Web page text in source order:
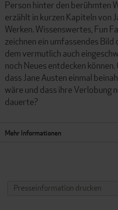
Person hinter den berühmten
erzählt in kurzen Kapiteln von
Werken. Wissenswertes, Fun
zeichnen ein umfassendes
dem vermutlich auch
noch Neues entdecken
dass Jane Austen einmal
wäre und dass ihre Verlobung
dauerte?
Mehr Informationen
Presseinformation drucken